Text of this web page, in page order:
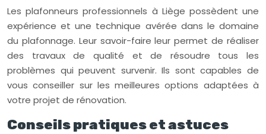
Les plafonneurs professionnels à Liège possèdent une
expérience et une technique avérée dans le domaine
du plafonnage. Leur savoir-faire leur permet de réaliser
des travaux de qualité et de résoudre tous les
problèmes qui peuvent survenir. Ils sont capables de
vous conseiller sur les meilleures options adaptées à
votre projet de rénovation.
Conseils pratiques et astuces